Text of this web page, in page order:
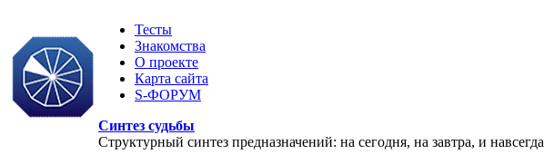
Тесты
Знакомства
О проекте
Карта сайта
S-ФОРУМ
Синтез судьбы
Структурный синтез предназначений: на сегодня, на завтра, и навсегда